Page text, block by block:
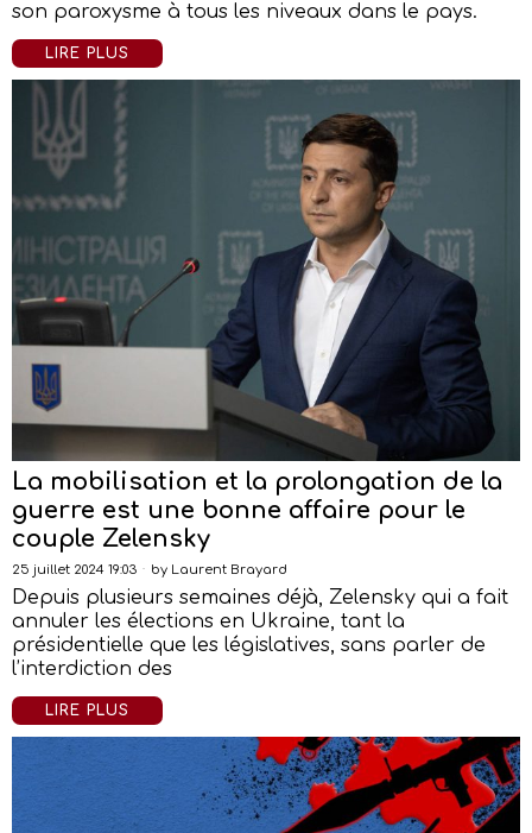
son paroxysme à tous les niveaux dans le pays.
LIRE PLUS
La mobilisation et la prolongation de la
guerre est une bonne affaire pour le
couple Zelensky
25 juillet 2024 19:03 by Laurent Brayard
Depuis plusieurs semaines déjà, Zelensky qui a fait
annuler les élections en Ukraine, tant la
présidentielle que les législatives, sans parler de
l’interdiction des
LIRE PLUS